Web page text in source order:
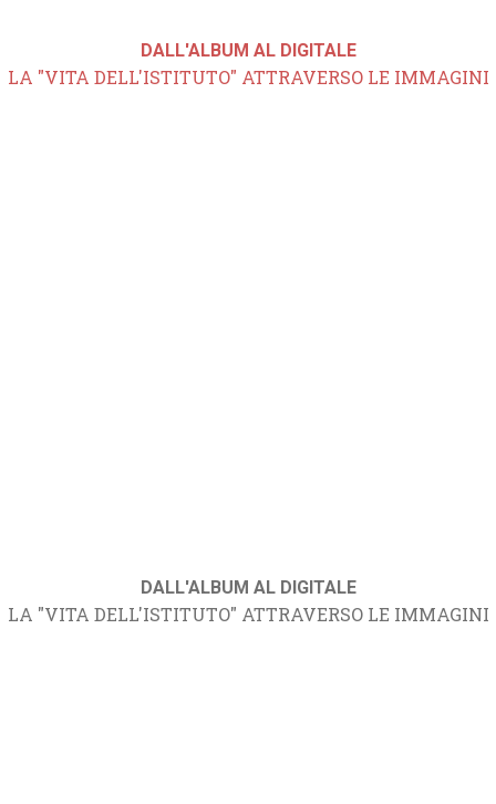
DALL'ALBUM AL DIGITALE
LA "VITA DELL'ISTITUTO" ATTRAVERSO LE IMMAGINI
DALL'ALBUM AL DIGITALE
LA "VITA DELL'ISTITUTO" ATTRAVERSO LE IMMAGINI